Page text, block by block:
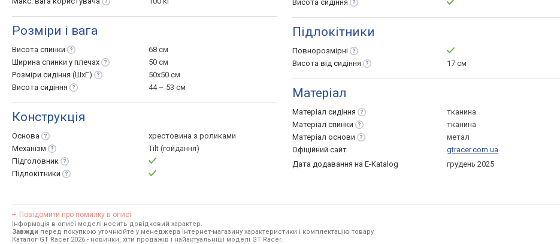
Розміри і вага
Висота спинки
68 см
Ширина спинки у плечах
50 см
Розміри сидіння (ШхГ)
50x50 см
Висота сидіння 44 – 53 см
Конструкція
Основа
хрестовина з роликами
Механізм
Tilt (гойдання)
Підголовник
Підлокітники
Висота сидіння
Підлокітники
Повнорозмірні
Висота від сидіння 17 см
Матеріал
Матеріал сидіння
тканина
Матеріал спинки
тканина
Матеріал основи
метал
Офіційний сайт
gtracer.com.ua
Дата додавання на E-Katalog
грудень 2025
Повідомити про помилку в описі
Інформація в описі моделі носить довідковий характер.
Завжди перед покупкою уточнюйте у менеджера інтернет-магазину характеристики і комплектацію товару
Каталог GT Racer 2026 - новинки, хіти продажів і найактуальніші моделі GT Racer.